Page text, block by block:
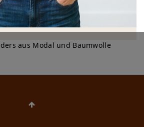
aus Modal und Baumwolle